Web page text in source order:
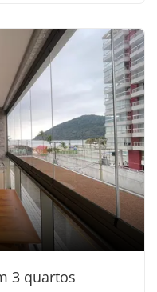
3 quartos